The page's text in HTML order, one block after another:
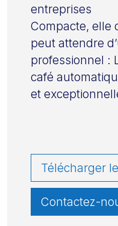
entreprises
Compacte, elle
peut attendre
professionnel :
café
et
Télécharger
Contactez-